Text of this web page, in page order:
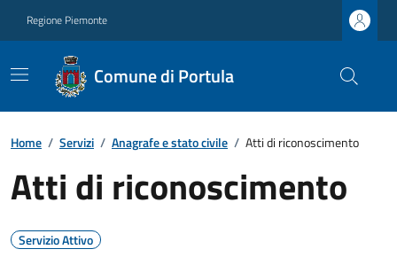
Regione Piemonte
Comune di Portula
Home / Servizi / Anagrafe e stato civile / Atti di riconoscimento
Atti di riconoscimento
Servizio Attivo